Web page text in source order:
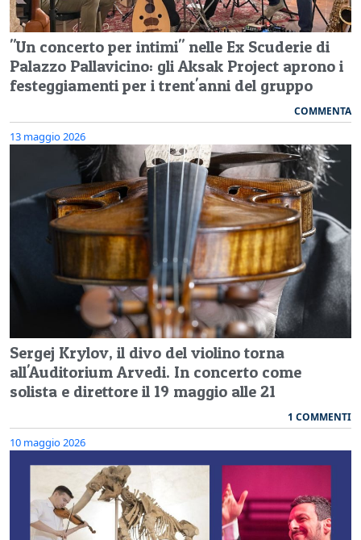
"Un concerto per intimi" nelle Ex Scuderie di
Palazzo Pallavicino: gli Aksak Project aprono i
festeggiamenti per i trent'anni del gruppo
COMMENTA
13 maggio 2026
Sergej Krylov, il divo del violino torna
all'Auditorium Arvedi. In concerto come
solista e direttore il 19 maggio alle 21
1 COMMENTI
10 maggio 2026